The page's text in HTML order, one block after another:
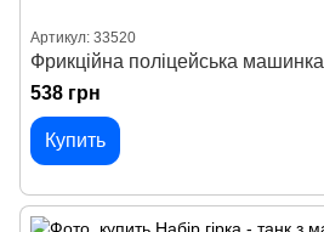
Артикул: 33520
Фрикційна поліцейська машинка
538 грн
Купить